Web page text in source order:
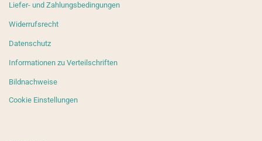
Liefer- und Zahlungsbedingungen
Widerrufsrecht
Datenschutz
Informationen zu Verteilschriften
Bildnachweise
Cookie Einstellungen